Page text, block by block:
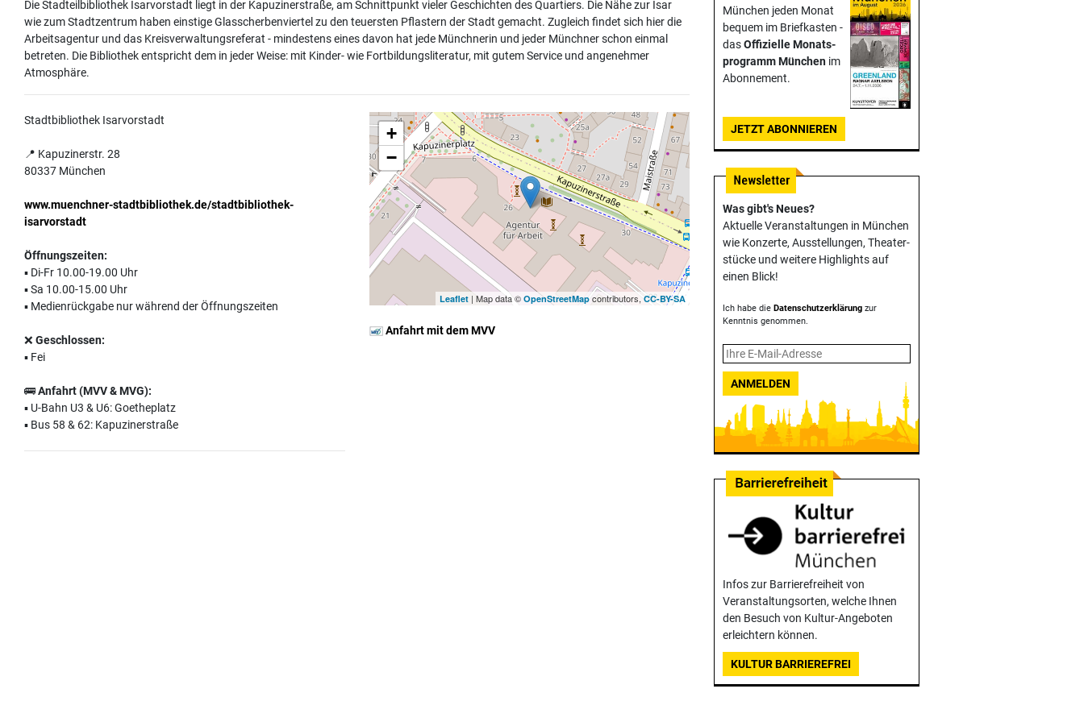
Die Stadteilbibliothek Isarvorstadt liegt in der Kapuzinerstraße, am Schnittpunkt vieler Geschichten des Quartiers. Die Nähe zur Isar
wie zum Stadtzentrum haben einstige Glasscherbenviertel zu den teuersten Pflastern der Stadt gemacht. Zugleich findet sich hier die
Arbeitsagentur und das Kreisverwaltungsreferat - mindestens eines davon hat jede Münchnerin und jeder Münchner schon einmal
betreten. Die Bibliothek entspricht dem in jeder Weise: mit Kinder- wie Fortbildungsliteratur, mit gutem Service und angenehmer
Atmosphäre.
Stadtbibliothek Isarvorstadt
📍 Kapuzinerstr. 28
80337 München
www.muenchner-stadtbibliothek.de/stadtbibliothek-
isarvorstadt
Öffnungszeiten:
▪️ Di-Fr 10.00-19.00 Uhr
▪️ Sa 10.00-15.00 Uhr
▪️ Medienrückgabe nur während der Öffnungszeiten
❌ Geschlossen:
▪️ Fei
🚌Anfahrt (MVV & MVG):
▪️ U-Bahn U3 & U6: Goetheplatz
▪️ Bus 58 & 62: Kapuzinerstraße
+
−
Leaflet | Map data © OpenStreetMap contributors, CC-BY-SA
Anfahrt mit dem MVV
München jeden Monat
bequem im Briefkasten -
dasOffizielle Monats­
programm München im
Abonnement.
JETZT ABONNIEREN
Was gibt's Neues?
Aktuelle Veranstaltungen in München
wie Konzerte, Ausstellungen, Theater­
stücke und weitere Highlights auf
einen Blick!
Ich habe die Datenschutzerklärung zur
Kenntnis genommen.
ANMELDEN
Infos zur Barrierefreiheit von
Veranstaltungsorten, welche Ihnen
den Besuch von Kultur-Angeboten
erleichtern können.
KULTUR BARRIEREFREI